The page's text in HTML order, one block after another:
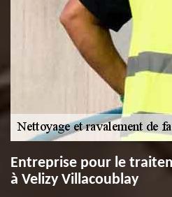
Entreprise pour le
à Velizy Villacoublay